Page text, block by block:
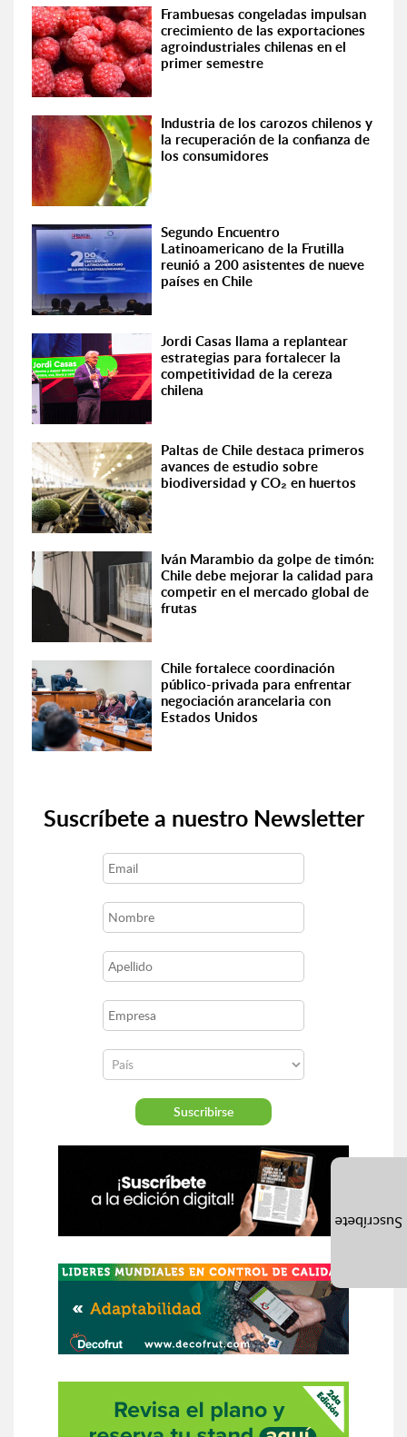
Frambuesas congeladas impulsan
crecimiento de las exportaciones
agroindustriales chilenas en el
primer semestre
Industria de los carozos chilenos y
la recuperación de la confianza de
los consumidores
Segundo Encuentro
Latinoamericano de la Frutilla
reunió a 200 asistentes de nueve
países en Chile
Jordi Casas llama a replantear
estrategias para fortalecer la
competitividad de la cereza
chilena
Paltas de Chile destaca primeros
avances de estudio sobre
biodiversidad y CO₂ en huertos
Iván Marambio da golpe de timón:
Chile debe mejorar la calidad para
competir en el mercado global de
frutas
Chile fortalece coordinación
público-privada para enfrentar
negociación arancelaria con
Estados Unidos
Suscríbete a nuestro Newsletter
Suscríbete